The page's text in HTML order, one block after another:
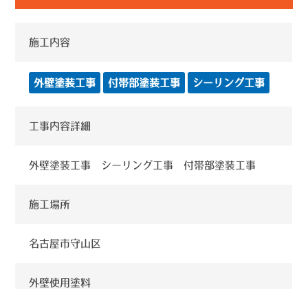
施工内容
外壁塗装工事 付帯部塗装工事 シーリング工事
工事内容詳細
外壁塗装工事 シーリング工事 付帯部塗装工事
施工場所
名古屋市守山区
外壁使用塗料